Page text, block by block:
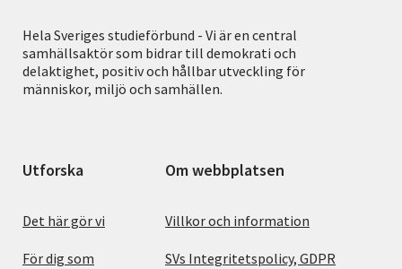
Hela Sveriges studieförbund - Vi är en central
samhällsaktör som bidrar till demokrati och
delaktighet, positiv och hållbar utveckling för
människor, miljö och samhällen.
Utforska
Det här gör vi
För dig som
Om webbplatsen
Villkor och information
SVs Integritetspolicy, GDPR